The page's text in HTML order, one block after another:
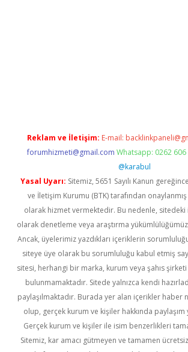
Reklam ve İletişim: E-mail:
forumhizmeti@gmail.com Whatsapp: 0262 606
@karabul
Yasal Uyarı: Sitemiz, 5651 Sayılı Kanun
ve İletişim Kurumu (BTK) tarafından onaylanmış
olarak hizmet vermektedir. Bu nedenle,
olarak denetleme veya araştırma
Ancak, üyelerimiz yazdıkları içeriklerin
siteye üye olarak bu sorumluluğu kabul etmiş
sitesi, herhangi bir marka, kurum veya şahıs şirketi
bulunmamaktadır. Sitede yalnızca kendi
paylaşılmaktadır. Burada yer alan içerikler haber
olup, gerçek kurum ve kişiler hakkında paylaşım
Gerçek kurum ve kişiler ile isim benzerlikleri
Sitemiz, kar amacı gütmeyen ve tamamen